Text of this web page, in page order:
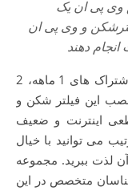
وی پی ان یک
و وی پی ان
دهند
شما می توانید برای خرید وی پی ان، اشتراک های 1 ماهه، 2
با نصب این فیلتر شکن و
اینترنت و ضعیف
می توانید با خیال
آن لذت ببرید. مجموعه
متخصص در این